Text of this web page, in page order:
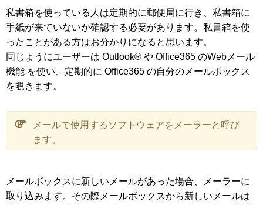
私書箱を使っている人は定期的に郵便局に行き、私書箱に
手紙が来ていないか確認する必要があります。私書箱を使
ったことがある方はお分かりになると思います。
同じようにユーザーは Outlook® や Office365 のWebメール
機能 を使い、定期的に Office365 の自分のメールボックス
を覗きます。
メールで使用するソフトウェアをメーラーと呼び
ます。
メールボックスに新しいメールがあった場合、メーラーに
取り込みます。その際メールボックスから新しいメールは